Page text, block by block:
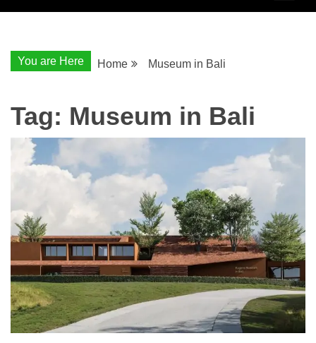
You are Here Home Museum in Bali
Tag: Museum in Bali